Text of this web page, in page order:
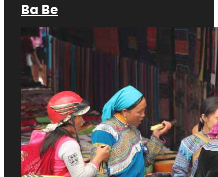
Ba Be